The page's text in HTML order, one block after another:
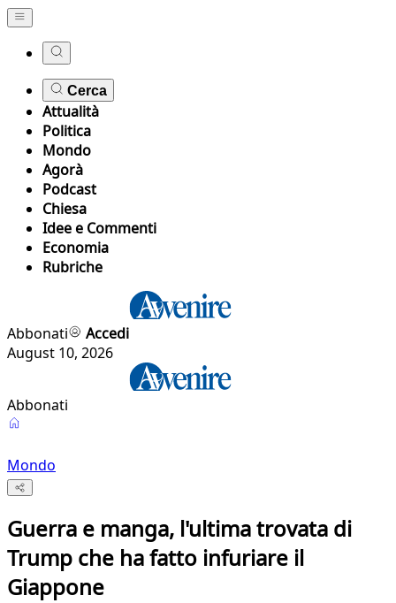
Cerca
Attualità
Politica
Mondo
Agorà
Podcast
Chiesa
Idee e Commenti
Economia
Rubriche
Abbonati
Accedi
August 10, 2026
Abbonati
Mondo
Guerra e manga, l'ultima trovata di
Trump che ha fatto infuriare il
Giappone